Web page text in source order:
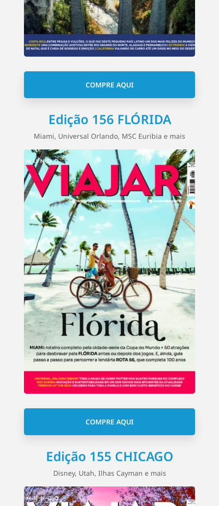
COMPRE AQUI
Edição 156 FLÓRIDA
Miami, Universal Orlando, MSC Euribia e mais
COMPRE AQUI
Edição 155 CHICAGO
Disney, Utah, Ilhas Cayman e mais